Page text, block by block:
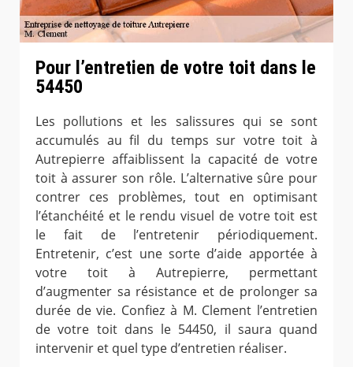
Pour l’entretien de votre toit dans le
54450
Les pollutions et les salissures qui se sont
accumulés au fil du temps sur votre toit à
Autrepierre affaiblissent la capacité de votre
toit à assurer son rôle. L’alternative sûre pour
contrer ces problèmes, tout en optimisant
l’étanchéité et le rendu visuel de votre toit est
le fait de l’entretenir périodiquement.
Entretenir, c’est une sorte d’aide apportée à
votre toit à Autrepierre, permettant
d’augmenter sa résistance et de prolonger sa
durée de vie. Confiez à M. Clement l’entretien
de votre toit dans le 54450, il saura quand
intervenir et quel type d’entretien réaliser.